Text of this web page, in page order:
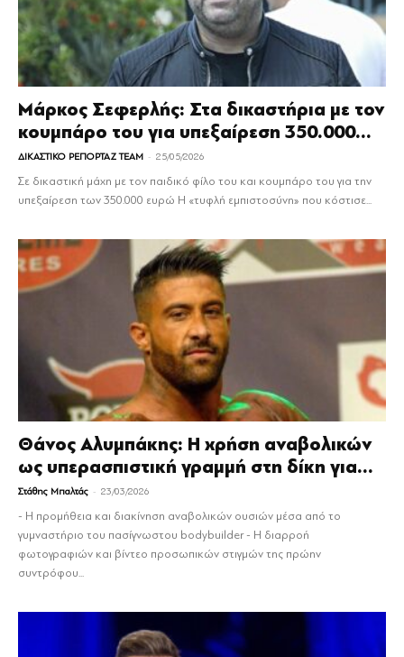
Μάρκος Σεφερλής: Στα δικαστήρια με τον
κουμπάρο του για υπεξαίρεση 350.000...
ΔΙΚΑΣΤΙΚΟ ΡΕΠΟΡΤΑΖ TEAM - 25/05/2026
Σε δικαστική μάχη με τον παιδικό φίλο του και κουμπάρο του για την
υπεξαίρεση των 350.000 ευρώ Η «τυφλή εμπιστοσύνη» που κόστισε...
Θάνος Αλυμπάκης: Η χρήση αναβολικών
ως υπερασπιστική γραμμή στη δίκη για...
Στάθης Μπαλτάς - 23/03/2026
- Η προμήθεια και διακίνηση αναβολικών ουσιών μέσα από το
γυμναστήριο του πασίγνωστου bodybuilder - Η διαρροή
φωτογραφιών και βίντεο προσωπικών στιγμών της πρώην
συντρόφου...